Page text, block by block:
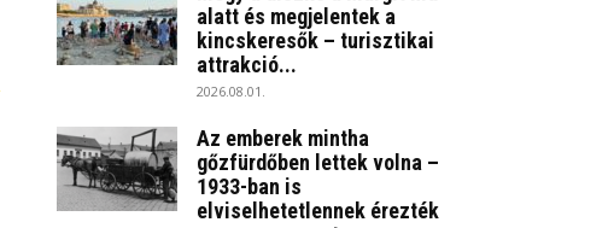
alatt és megjelentek a
kincskeresők – turisztikai
attrakció...
2026.08.01.
Az emberek mintha
gőzfürdőben lettek volna –
1933-ban is
elviselhetetlennek érezték